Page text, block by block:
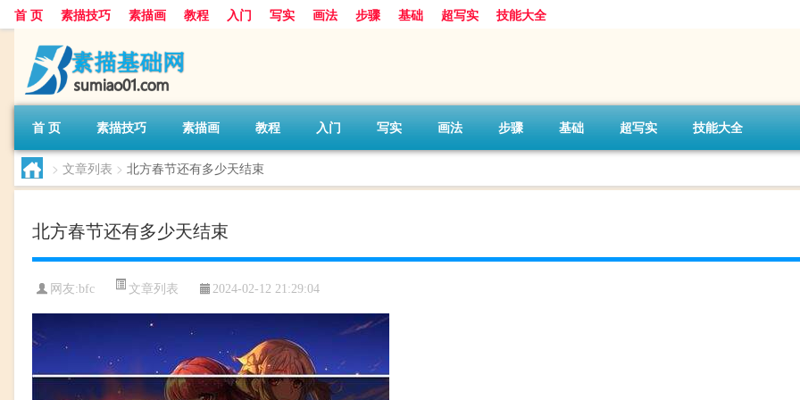
首 页 素描技巧 素描画 教程 入门 写实 画法 步骤 基础 超写实 技能大全
首 页 素描技巧 素描画 教程 入门 写实 画法 步骤 基础 超写实 技能大全
> 文章列表 > 北方春节还有多少天结束
北方春节还有多少天结束
网友:bfc 文章列表 2024-02-12 21:29:04